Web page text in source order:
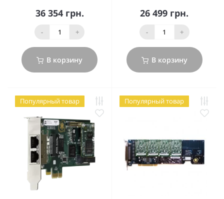
36 354 грн.
- +
В корзину
26 499 грн.
- +
В корзину
Популярный товар Популярный товар